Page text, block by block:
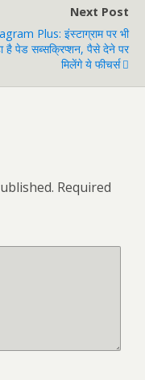
Next Post
Plus: इंस्टाग्राम पर भी
है पेड सब्सक्रिप्शन, पैसे देने पर
मिलेंगे ये फीचर्स
Required